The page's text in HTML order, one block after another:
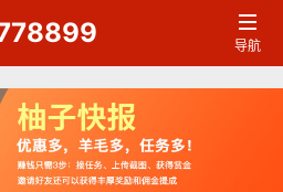

导航